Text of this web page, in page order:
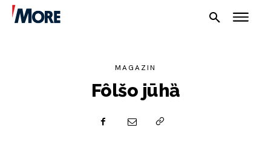
MAGAZIN
Fôlšo jūhȁ